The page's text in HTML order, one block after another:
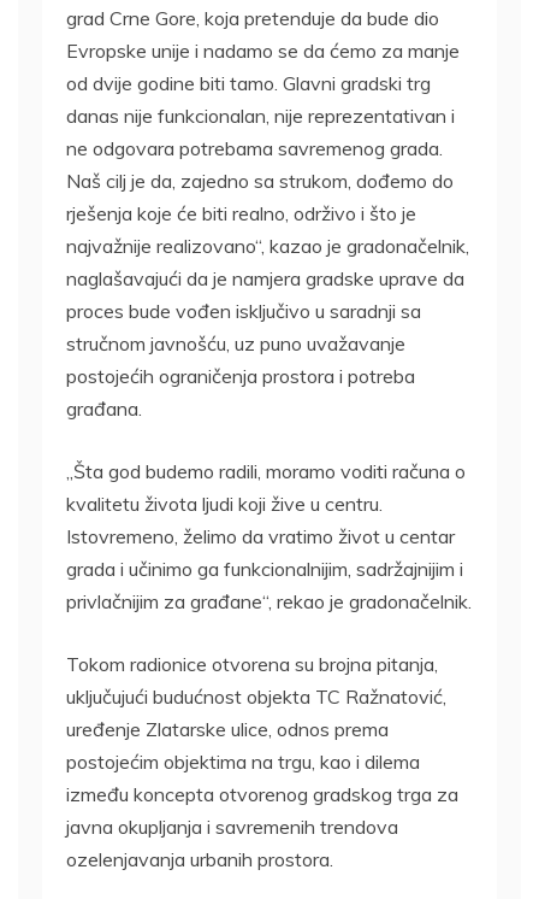
grad Crne Gore, koja pretenduje da bude dio
Evropske unije i nadamo se da ćemo za manje
od dvije godine biti tamo. Glavni gradski trg
danas nije funkcionalan, nije reprezentativan i
ne odgovara potrebama savremenog grada.
Naš cilj je da, zajedno sa strukom, dođemo do
rješenja koje će biti realno, održivo i što je
najvažnije realizovano“, kazao je gradonačelnik,
naglašavajući da je namjera gradske uprave da
proces bude vođen isključivo u saradnji sa
stručnom javnošću, uz puno uvažavanje
postojećih ograničenja prostora i potreba
građana.
„Šta god budemo radili, moramo voditi računa o
kvalitetu života ljudi koji žive u centru.
Istovremeno, želimo da vratimo život u centar
grada i učinimo ga funkcionalnijim, sadržajnijim i
privlačnijim za građane“, rekao je gradonačelnik.
Tokom radionice otvorena su brojna pitanja,
uključujući budućnost objekta TC Ražnatović,
uređenje Zlatarske ulice, odnos prema
postojećim objektima na trgu, kao i dilema
između koncepta otvorenog gradskog trga za
javna okupljanja i savremenih trendova
ozelenjavanja urbanih prostora.